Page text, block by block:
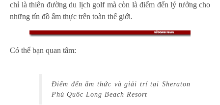
chỉ là thiên đường du lịch golf mà còn là điểm đến lý tưởng cho
những tín đồ ẩm thực trên toàn thế giới.
Có thể bạn quan tâm:
Điểm đến ẩm thức và giải trí tại Sheraton
Phú Quốc Long Beach Resort